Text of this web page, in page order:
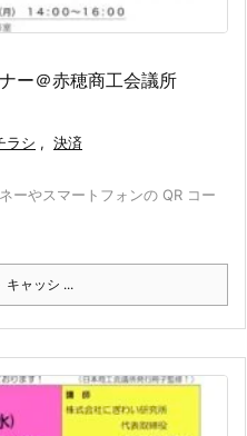
ー＠赤穂商工会議所
ラシ , 決済
ーやスマートフォンの QR コー
キャッシ ...